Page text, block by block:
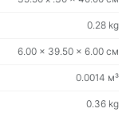
0.28 kg
6.00 x 39.50 x 6.00 см
0.0014 м³
0.36 kg